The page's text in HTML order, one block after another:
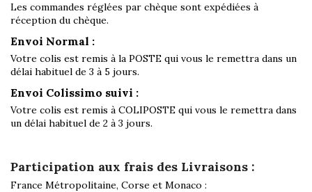
Les commandes réglées par chèque sont expédiées à
réception du chèque.
Envoi Normal :
Votre colis est remis à la POSTE qui vous le remettra dans un
délai habituel de 3 à 5 jours.
Envoi Colissimo suivi :
Votre colis est remis à COLIPOSTE qui vous le remettra dans
un délai habituel de 2 à 3 jours.
Participation aux frais des Livraisons :
France Métropolitaine, Corse et Monaco :